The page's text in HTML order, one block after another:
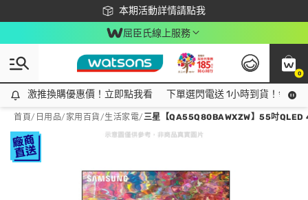
本期活動詳情請點我
下載app最高回饋$350
屈臣氏線上服務
0
激推換購優惠價！立即點我看
激推換購優惠價！立即點我看 下單選閃電送 1小時到貨！領神
首頁/ 日用品/ 家用百貨/生活家電/三星【QA55Q80BAWXZW】55吋QLED